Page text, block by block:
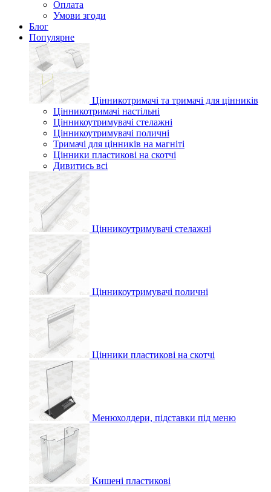
Оплата
Умови згоди
Блог
Популярне
Цінникотримачі та тримачі для цінників
Цінникотримачі настільні
Цінникоутримувачі стелажні
Цінникоутримувачі поличні
Тримачі для цінників на магніті
Цінники пластикові на скотчі
Дивитись всі
Цінникоутримувачі стелажні
Цінникоутримувачі поличні
Цінники пластикові на скотчі
Менюхолдери, підставки під меню
Кишені пластикові